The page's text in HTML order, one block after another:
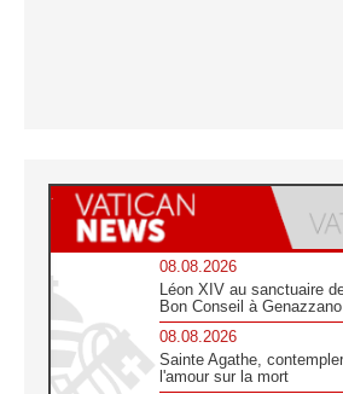
08.08.2026
Léon XIV au sanctuaire
Bon Conseil à
08.08.2026
Sainte Agathe,
l'amour sur la mort